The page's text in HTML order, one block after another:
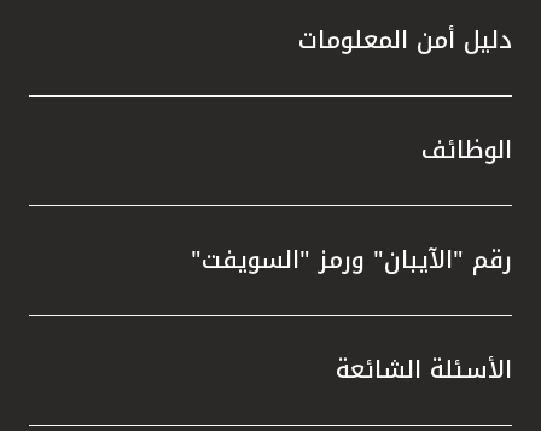
دليل أمن المعلومات
الوظائف
رقم "الآيبان" ورمز "السويفت"
الأسئلة الشائعة